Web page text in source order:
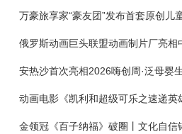
万豪旅享家“豪友团”发布首套原创儿